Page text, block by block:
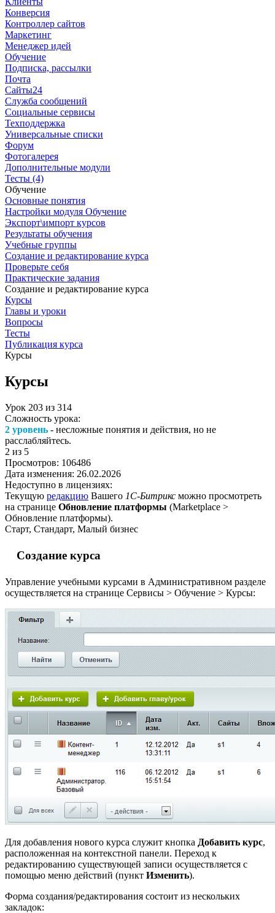
Конверсия
Контроллер сайтов
Маркетинг
Менеджер идей
Обучение
Подписка, рассылки
Почта
Сайты24
Служба сообщений
Социальные сервисы
Техподдержка
Универсальные списки
Форум
Фотогалерея
Дополнительные модули
Тесты (4)
Обучение
Основные понятия
Настройки модуля Обучение
Экспорт\импорт курсов
Результаты обучения
Учебные группы
Создание и редактирование курса
Проверьте себя
Практические задания
Создание и редактирование курса
Курсы
Главы и уроки
Вопросы
Тесты
Публикация курса
Курсы
Курсы
Урок 203 из 314
Сложность урока:
2 уровень - несложные понятия и действия, но не
расслабляйтесь.
2 из 5
Просмотров: 106486
Дата изменения: 26.02.2026
Недоступно в лицензиях:
Текущую редакцию Вашего 1С-Битрикс можно просмотреть
на странице Обновление платформы (Marketplace >
Обновление платформы).
Старт, Стандарт, Малый бизнес
Создание курса
Управление учебными курсами в Административном разделе
осуществляется на странице Сервисы > Обучение > Курсы:
Для добавления нового курса служит кнопка Добавить курс,
расположенная на контекстной панели. Переход к
редактированию существующей записи осуществляется с
помощью меню действий (пункт Изменить).
Форма создания/редактирования состоит из нескольких
закладок: